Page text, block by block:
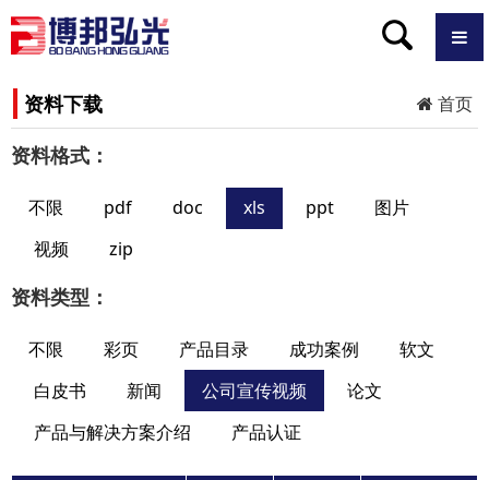
资料下载 首页
资料格式：
不限 pdf doc xls ppt
图片
视频
zip
资料类型：
不限 彩页 产品目录 成功案例
软文
白皮书
新闻 公司宣传视频
论文
产品与解决方案介绍
产品认证